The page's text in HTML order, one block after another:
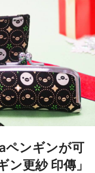
ペンギンが可
更紗 印傳」